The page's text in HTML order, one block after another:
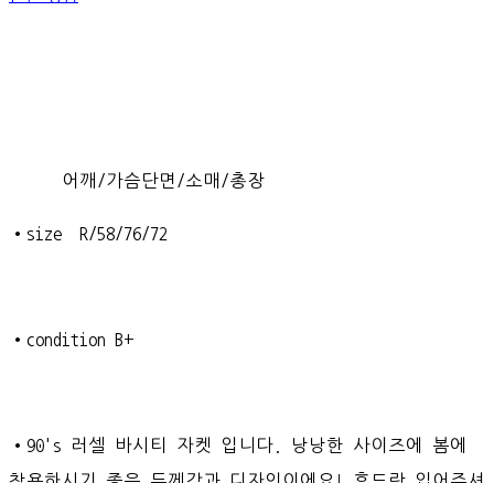
어깨/가슴단면/소매/총장
•size R/58/76/72
•condition B+
•90's 러셀 바시티 자켓 입니다. 낭낭한 사이즈에 봄에